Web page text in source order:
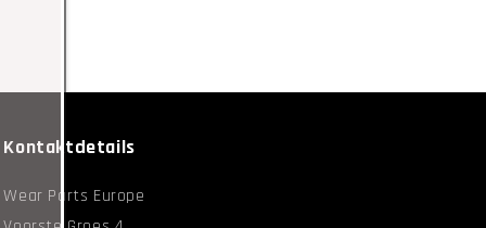
Kontaktdetails
Wear Parts Europe